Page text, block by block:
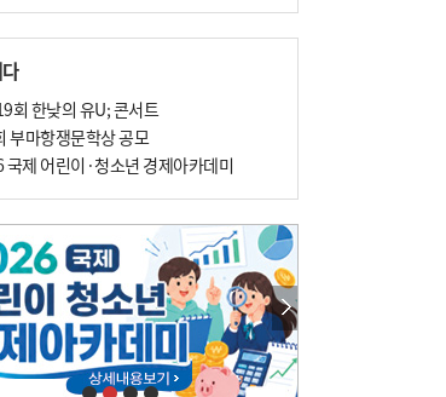
회 한낮의 유U; 콘서트
부마항쟁문학상 공모
국제 어린이·청소년 경제아카데미